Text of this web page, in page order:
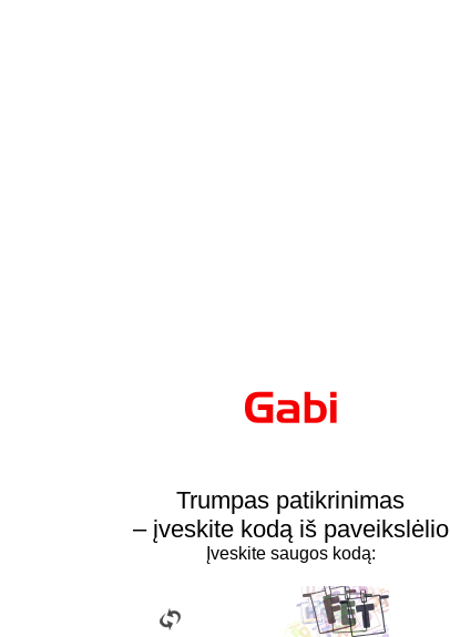
Trumpas patikrinimas
– įveskite kodą iš paveikslėlio
Įveskite saugos kodą: